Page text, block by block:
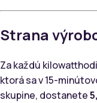
Strana
Za každú
ktorá sa v 15-
skupine, dostanete